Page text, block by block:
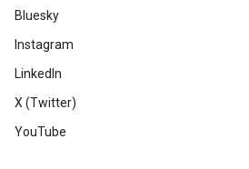
Bluesky
Instagram
LinkedIn
X (Twitter)
YouTube